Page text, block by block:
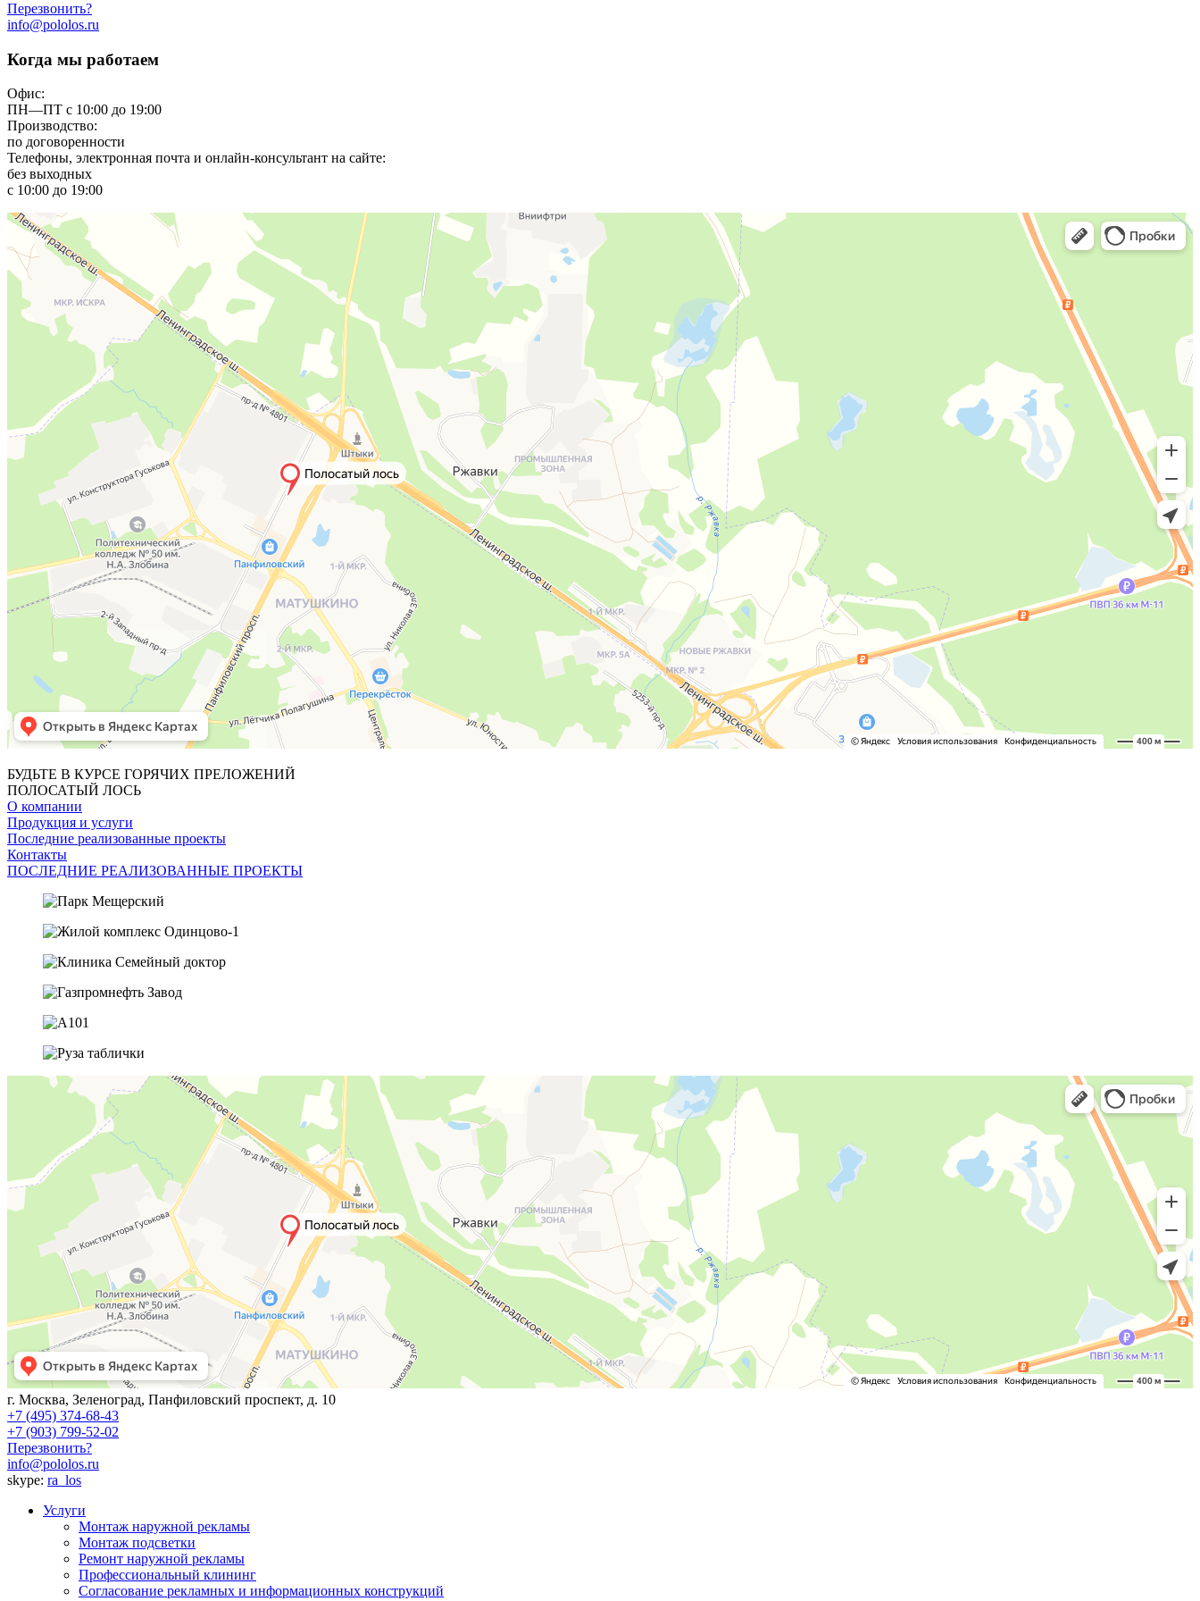
Перезвонить?
info@pololos.ru
Когда мы работаем
Офис:
ПН—ПТ с 10:00 до 19:00
Производство:
по договоренности
Телефоны, электронная почта и онлайн-консультант на сайте:
без выходных
с 10:00 до 19:00
БУДЬТЕ В КУРСЕ ГОРЯЧИХ ПРЕЛОЖЕНИЙ
ПОЛОСАТЫЙ ЛОСЬ
О компании
Продукция и услуги
Последние реализованные проекты
Контакты
ПОСЛЕДНИЕ РЕАЛИЗОВАННЫЕ ПРОЕКТЫ
г. Москва, Зеленоград, Панфиловский проспект, д. 10
+7 (495) 374-68-43
+7 (903) 799-52-02
Перезвонить?
info@pololos.ru
skype: ra_los
Услуги
Монтаж наружной рекламы
Монтаж подсветки
Ремонт наружной рекламы
Профессиональный клининг
Согласование рекламных и информационных конструкций